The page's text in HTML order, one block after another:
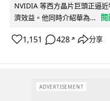
NVIDIA 等西方晶片巨頭正逼
濟效益。他同時介紹華為...
1,151 428 ↗ 分享
ADVERTISEMENT